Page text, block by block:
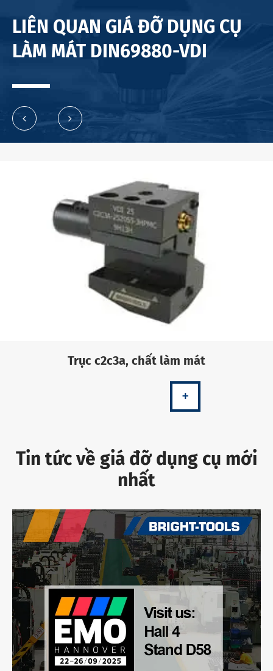
LIÊN QUAN GIÁ ĐỠ DỤNG CỤ
LÀM MÁT DIN69880-VDI
Trục c2c3a, chất làm mát
+
Tin tức về giá đỡ dụng cụ mới
nhất